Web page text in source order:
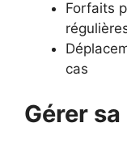
Forfaits
cas
Gérer